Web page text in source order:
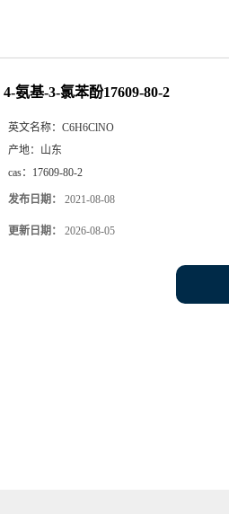
4-氨基-3-氯苯酚17609-80-2
英文名称： C6H6ClNO
产地： 山东
cas： 17609-80-2
发布日期： 2021-08-08
更新日期： 2026-08-05